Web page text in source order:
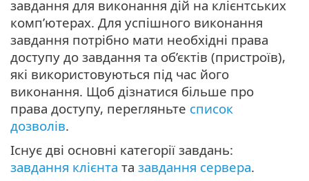
завдання для виконання дій на клієнтських
комп’ютерах. Для успішного виконання
завдання потрібно мати необхідні права
доступу до завдання та об’єктів (пристроїв),
які використовуються під час його
виконання. Щоб дізнатися більше про
права доступу, перегляньте список
дозволів.
Існує дві основні категорії завдань:
завдання клієнта та завдання сервера.